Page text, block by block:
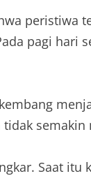
peristiwa
pagi hari
semakin
Saat itu